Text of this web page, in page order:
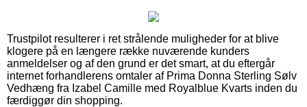
Trustpilot resulterer i ret strålende muligheder for at blive
klogere på en længere række nuværende kunders
anmeldelser og af den grund er det smart, at du eftergår
internet forhandlerens omtaler af Prima Donna Sterling Sølv
Vedhæng fra Izabel Camille med Royalblue Kvarts inden du
færdiggør din shopping.